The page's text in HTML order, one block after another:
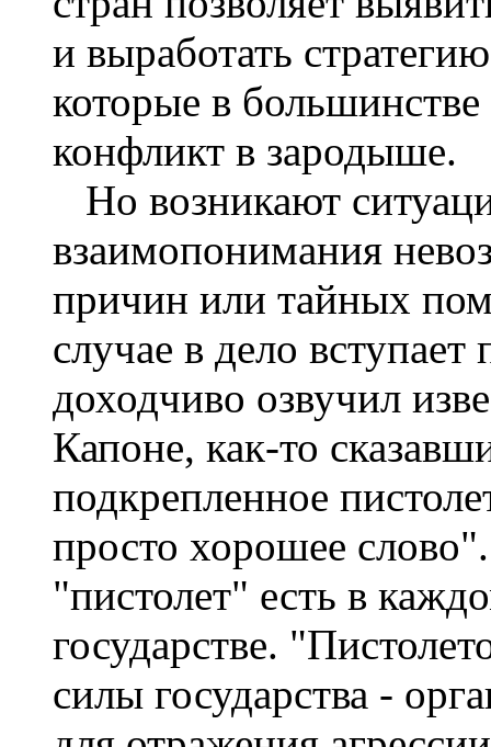
и выработать
которые в большинстве
конфликт в зародыше.
Но возникают
взаимопонимания
причин или тайных
случае в дело
доходчиво озвучил
Капоне, как-то
подкрепленное
просто хорошее
"пистолет" есть в
государстве.
силы государства -